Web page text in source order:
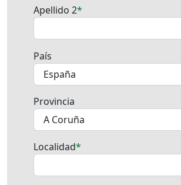
Apellido 2
País
Provincia
Localidad